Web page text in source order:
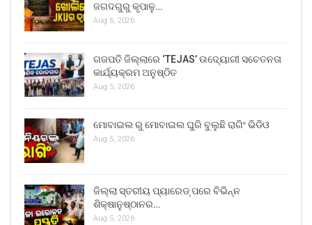
ଜଗଦଗୁରୁ କୃପାଳୁ…
Aug 6, 2026
ଗଜପତି ଜିଲ୍ଲାରେ ‘TEJAS’ ଉଦ୍ୟୋଗୀ ସଚେତନତା
କାର୍ଯ୍ୟକ୍ରମ ଅନୁଷ୍ଠିତ
Aug 5, 2026
ମୋବାଇଲ ରୁ ମୋବାଇଲ ଘୁରି ବୁଲୁଛି ରାଗିଂ ଭିଡିଓ
Aug 5, 2026
ଜିଲ୍ଲା ସ୍ତରୀୟ ପ୍ୟାରେଡ୍ ପରେ ବିଭିନ୍ନ
ଶିକ୍ଷାନୁଷ୍ଠାନର…
Aug 5, 2026